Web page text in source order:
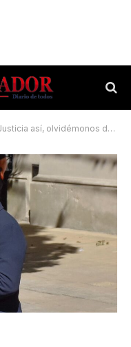
así, olvidémonos de Loan»